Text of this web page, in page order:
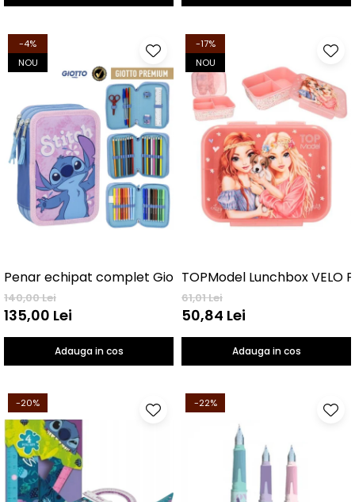
-4%
NOU
Penar echipat complet Giotto, 3 nivele Stitch
140,00 Lei
135,00 Lei
Adauga in cos
-17%
NOU
TOPModel Lunchbox VELO
61,01 Lei
50,84 Lei
Adauga in cos
-20% -22%